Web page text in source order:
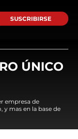
SUSCRIBIRSE
ÚNICO
empresa de
y mas en la base de